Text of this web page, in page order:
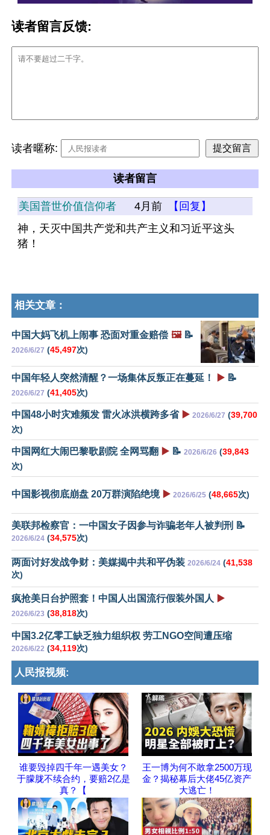
读者留言反馈:
读者暱称:
读者留言
美国普世价值信仰者 4月前
【回复】
神，天灭中国共产党和共产主义和习近平这头
猪！
相关文章：
中国大妈飞机上闹事 恐面对重金赔偿 🖼️📝
2026/6/27 (45,497次)
中国年轻人突然清醒？一场集体反叛正在蔓延！ ▶️ 📝
2026/6/27 (41,405次)
中国48小时灾难频发 雷火冰洪横跨多省 ▶️ 2026/6/27 (39,700
次)
中国网红大闹巴黎歌剧院 全网骂翻 ▶️ 📝 2026/6/26 (39,843
次)
中国影视彻底崩盘 20万群演陷绝境 ▶️ 2026/6/25 (48,665次)
美联邦检察官：一中国女子因参与诈骗老年人被判刑 📝
2026/6/24 (34,575次)
两面讨好发战争财：美媒揭中共和平伪装 2026/6/24 (41,538
次)
疯抢美日台护照套！中国人出国流行假装外国人 ▶️
2026/6/23 (38,818次)
中国3.2亿零工缺乏独力组织权 劳工NGO空间遭压缩
2026/6/22 (34,119次)
人民报视频:
谁要毁掉四千年一遇美女？
于朦胧不续合约，要赔2亿是
真？【
王一博为何不敢拿2500万现
金？揭秘幕后大佬45亿资产
大逃亡！